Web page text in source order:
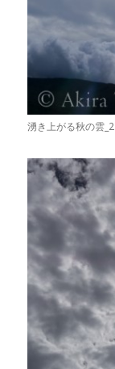
湧き上がる秋の雲_2